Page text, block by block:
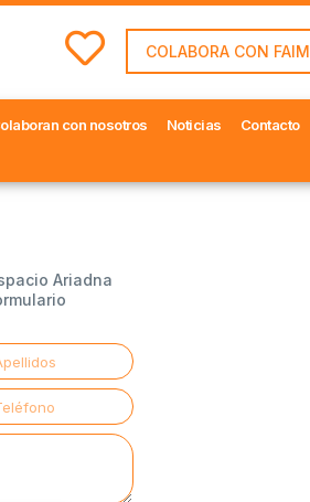
COLABORA CON FAIM
con nosotros Noticias Contacto
Ariadna